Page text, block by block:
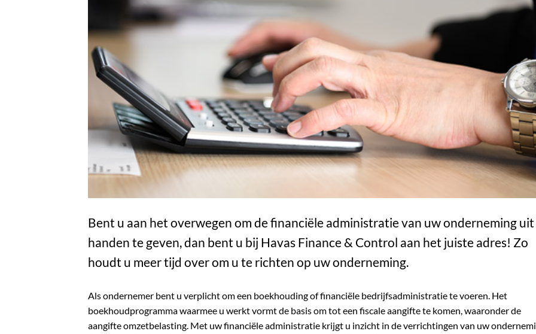
Bent u aan het overwegen om de financiële administratie van uw onderneming uit
handen te geven, dan bent u bij Havas Finance & Control aan het juiste adres! Zo
houdt u meer tijd over om u te richten op uw onderneming.
Als ondernemer bent u verplicht om een boekhouding of financiële bedrijfsadministratie te voeren. Het
boekhoudprogramma waarmee u werkt vormt de basis om tot een fiscale aangifte te komen, waaronder de
aangifte omzetbelasting. Met uw financiële administratie krijgt u inzicht in de verrichtingen van uw